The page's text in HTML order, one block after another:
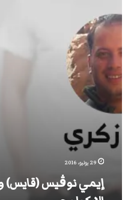
الإيكولوجي
29 يوليو، 2016
إيمي نوڨيس (قايس)